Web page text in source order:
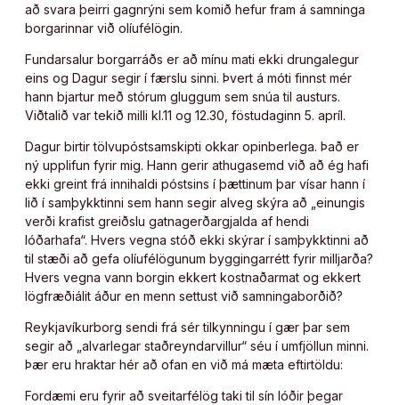
að svara þeirri gagnrýni sem komið hefur fram á samninga
borgarinnar við olíufélögin.
Fundarsalur borgarráðs er að mínu mati ekki drungalegur
eins og Dagur segir í færslu sinni. Þvert á móti finnst mér
hann bjartur með stórum gluggum sem snúa til austurs.
Viðtalið var tekið milli kl.11 og 12.30, föstudaginn 5. apríl.
Dagur birtir tölvupóstsamskipti okkar opinberlega. Það er
ný upplifun fyrir mig. Hann gerir athugasemd við að ég hafi
ekki greint frá innihaldi póstsins í þættinum þar vísar hann í
lið í samþykktinni sem hann segir alveg skýra að „einungis
verði krafist greiðslu gatnagerðargjalda af hendi
lóðarhafa“. Hvers vegna stóð ekki skýrar í samþykktinni að
til stæði að gefa olíufélögunum byggingarrétt fyrir milljarða?
Hvers vegna vann borgin ekkert kostnaðarmat og ekkert
lögfræðiálit áður en menn settust við samningaborðið?
Reykjavíkurborg sendi frá sér tilkynningu í gær þar sem
segir að „alvarlegar staðreyndarvillur“ séu í umfjöllun minni.
Þær eru hraktar hér að ofan en við má mæta eftirtöldu:
Fordæmi eru fyrir að sveitarfélög taki til sín lóðir þegar